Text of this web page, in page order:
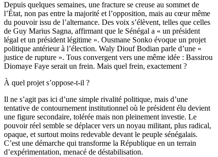
Depuis quelques semaines, une fracture se creuse au sommet de
l’État, non pas entre la majorité et l’opposition, mais au cœur même
du pouvoir issu de l’alternance. Des voix s’élèvent, telles que celles
de Guy Marius Sagna, affirmant que le Sénégal a « un président
légal et un président légitime ». Ousmane Sonko évoque un projet
politique antérieur à l’élection. Waly Diouf Bodian parle d’une «
justice de rupture ». Tous convergent vers une même idée : Bassirou
Diomaye Faye serait un frein. Mais quel frein, exactement ?
À quel projet s’oppose-t-il ?
Il ne s’agit pas ici d’une simple rivalité politique, mais d’une
tentative de contournement institutionnel où le président élu devient
une figure secondaire, tolérée mais non pleinement investie. Le
pouvoir réel semble se déplacer vers un noyau militant, plus radical,
opaque, et surtout moins redevable devant le peuple sénégalais.
C’est une démarche qui transforme la République en un terrain
d’expérimentation, menacé de déstabilisation.